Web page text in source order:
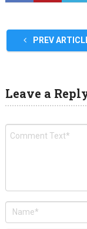
PREV
Leave a